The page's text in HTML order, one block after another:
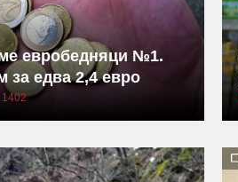
евробедняци №1.
за едва 2,4 евро
1402